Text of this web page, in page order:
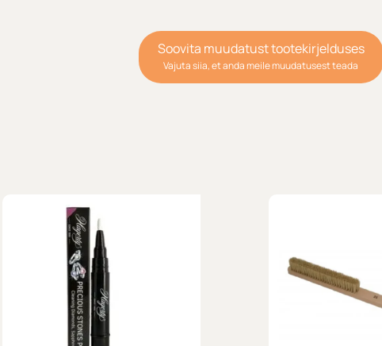
Soovita muudatust tootekirjelduses
Vajuta siia, et anda meile muudatusest teada